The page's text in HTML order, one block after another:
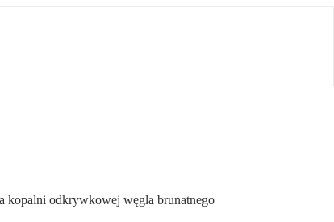
kopalni odkrywkowej węgla brunatnego